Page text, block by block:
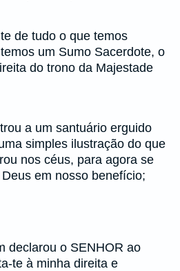
de tudo o que temos
um Sumo Sacerdote, o
do trono da Majestade
a um santuário erguido
simples ilustração do que
nos céus, para agora se
em nosso benefício;
declarou o SENHOR ao
te à minha direita e